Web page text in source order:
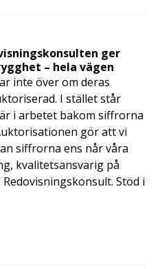
ger
– hela vägen
inte över om deras
I stället står
i arbetet bakom siffrorna
gör att vi
siffrorna ens når våra
kvalitetsansvarig på
Stöd i